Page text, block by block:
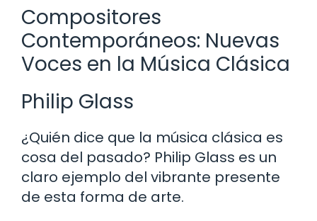
Compositores
Contemporáneos: Nuevas
Voces en la Música Clásica
Philip Glass
¿Quién dice que la música clásica es
cosa del pasado? Philip Glass es un
claro ejemplo del vibrante presente
de esta forma de arte.